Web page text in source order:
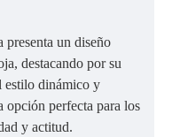
presenta un diseño
destacando por su
estilo dinámico y
opción perfecta para los
y actitud.